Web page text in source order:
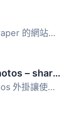
該外掛最初是為 Dave Draper 的網站製作的，該網站在音樂頁面...
Gallery for Google Photos – share your albums right on your site
Gallery for Google Photos 外掛讓使用者能夠從 Google Photo...